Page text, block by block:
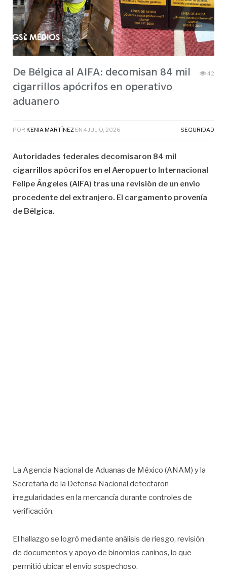
De Bélgica al AIFA: decomisan 84 mil
cigarrillos apócrifos en operativo
aduanero
42
POR KENIA MARTÍNEZ EN 4 JULIO, 2026 SEGURIDAD
Autoridades federales decomisaron 84 mil
cigarrillos apócrifos en el Aeropuerto Internacional
Felipe Ángeles (AIFA) tras una revisión de un envío
procedente del extranjero. El cargamento provenía
de Bélgica.
La Agencia Nacional de Aduanas de México (ANAM) y la
Secretaría de la Defensa Nacional detectaron
irregularidades en la mercancía durante controles de
verificación.
El hallazgo se logró mediante análisis de riesgo, revisión
de documentos y apoyo de binomios caninos, lo que
permitió ubicar el envío sospechoso.